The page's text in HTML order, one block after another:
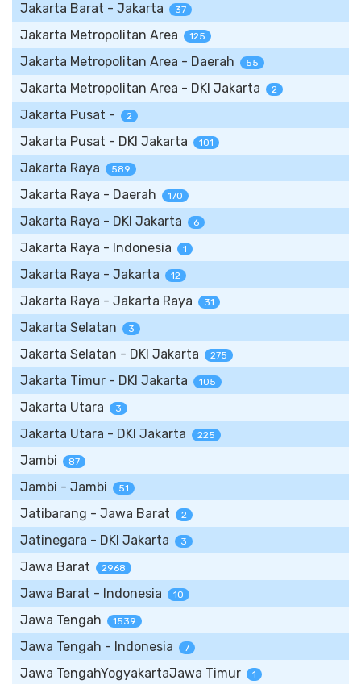
Jakarta Barat - Jakarta 37
Jakarta Metropolitan Area 125
Jakarta Metropolitan Area - Daerah 55
Jakarta Metropolitan Area - DKI Jakarta 2
Jakarta Pusat - 2
Jakarta Pusat - DKI Jakarta 101
Jakarta Raya 589
Jakarta Raya - Daerah 170
Jakarta Raya - DKI Jakarta 6
Jakarta Raya - Indonesia 1
Jakarta Raya - Jakarta 12
Jakarta Raya - Jakarta Raya 31
Jakarta Selatan 3
Jakarta Selatan - DKI Jakarta 275
Jakarta Timur - DKI Jakarta 105
Jakarta Utara 3
Jakarta Utara - DKI Jakarta 225
Jambi 87
Jambi - Jambi 51
Jatibarang - Jawa Barat 2
Jatinegara - DKI Jakarta 3
Jawa Barat 2968
Jawa Barat - Indonesia 10
Jawa Tengah 1539
Jawa Tengah - Indonesia 7
Jawa TengahYogyakartaJawa Timur 1